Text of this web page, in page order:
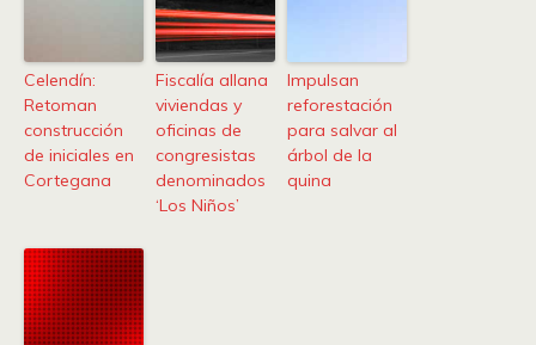
Celendín:
Retoman
construcción
de iniciales en
Cortegana
Fiscalía allana
viviendas y
oficinas de
congresistas
denominados
‘Los Niños’
Impulsan
reforestación
para salvar al
árbol de la
quina